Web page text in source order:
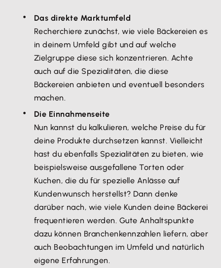
Das direkte Marktumfeld
Recherchiere zunächst, wie viele Bäckereien es
in deinem Umfeld gibt und auf welche
Zielgruppe diese sich konzentrieren. Achte
auch auf die Spezialitäten, die diese
Bäckereien anbieten und eventuell besonders
machen.
Die Einnahmenseite
Nun kannst du kalkulieren, welche Preise du für
deine Produkte durchsetzen kannst. Vielleicht
hast du ebenfalls Spezialitäten zu bieten, wie
beispielsweise ausgefallene Torten oder
Kuchen, die du für spezielle Anlässe auf
Kundenwunsch herstellst? Dann denke
darüber nach, wie viele Kunden deine Bäckerei
frequentieren werden. Gute Anhaltspunkte
dazu können Branchenkennzahlen liefern, aber
auch Beobachtungen im Umfeld und natürlich
eigene Erfahrungen.